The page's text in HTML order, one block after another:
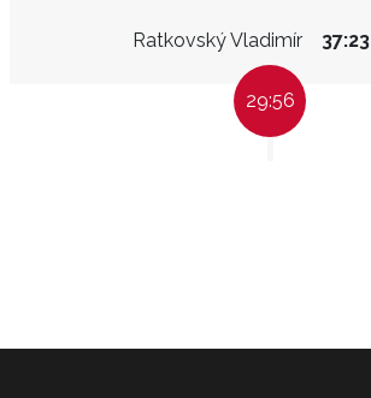
Ratkovský Vladimír 37:23
29:56